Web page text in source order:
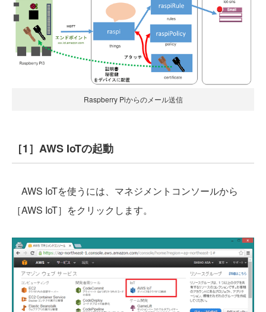
Raspberry Piからのメール送信
［1］AWS IoTの起動
AWS IoTを使うには、マネジメントコンソールから
［AWS IoT］をクリックします。